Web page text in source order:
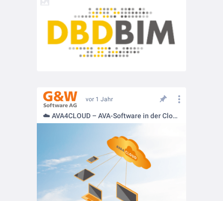
vor 1 Jahr
☁️ AVA4CLOUD – AVA-Software in der Cloud